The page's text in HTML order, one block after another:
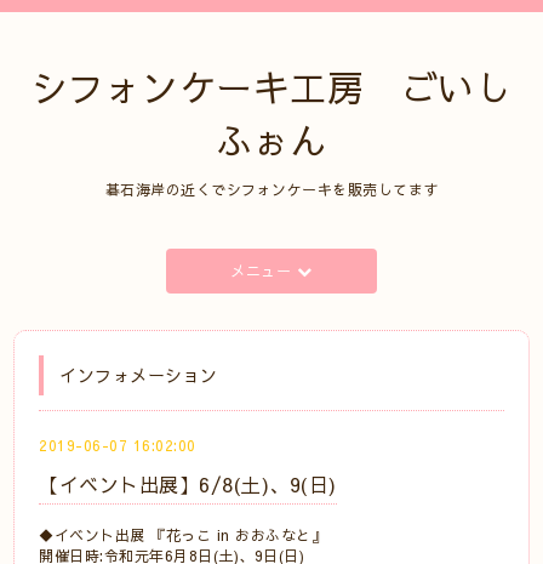
シフォンケーキ工房 ごいし
ふぉん
碁石海岸の近くでシフォンケーキを販売してます
メニュー
インフォメーション
2019-06-07 16:02:00
【イベント出展】6/8(土)、9(日)
◆イベント出展 『花っこ in おおふなと』
開催日時:令和元年6月8日(土)、9日(日)